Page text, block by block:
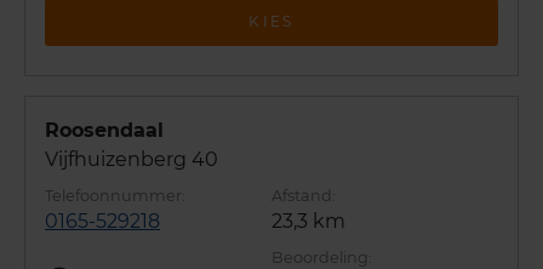
KIES
Roosendaal
Vijfhuizenberg 40
0165-529218 23,3 km